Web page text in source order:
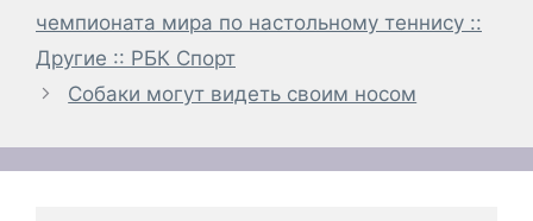
чемпионата мира по настольному теннису ::
Другие :: РБК Спорт
Собаки могут видеть своим носом